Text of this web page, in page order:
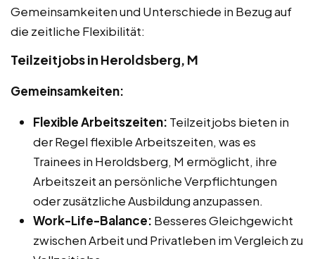
Gemeinsamkeiten und Unterschiede in Bezug auf
die zeitliche Flexibilität:
Teilzeitjobs in Heroldsberg, M
Gemeinsamkeiten:
Flexible Arbeitszeiten: Teilzeitjobs bieten in
der Regel flexible Arbeitszeiten, was es
Trainees in Heroldsberg, M ermöglicht, ihre
Arbeitszeit an persönliche Verpflichtungen
oder zusätzliche Ausbildung anzupassen.
Work-Life-Balance: Besseres Gleichgewicht
zwischen Arbeit und Privatleben im Vergleich zu